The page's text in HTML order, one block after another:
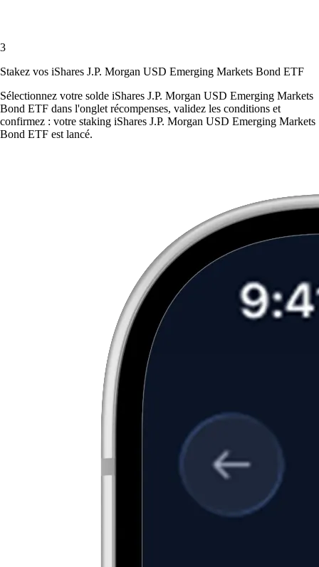
3
Stakez vos iShares J.P. Morgan USD Emerging Markets Bond ETF
Sélectionnez votre solde iShares J.P. Morgan USD Emerging Markets
Bond ETF dans l'onglet récompenses, validez les conditions et
confirmez : votre staking iShares J.P. Morgan USD Emerging Markets
Bond ETF est lancé.